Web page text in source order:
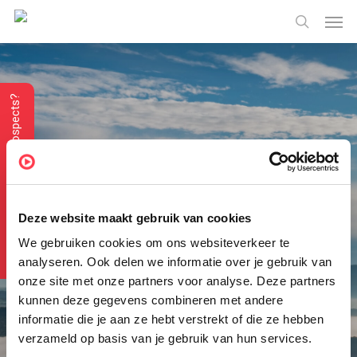
Deze website maakt gebruik van cookies
We gebruiken cookies om ons websiteverkeer te
analyseren. Ook delen we informatie over je gebruik van
onze site met onze partners voor analyse. Deze partners
kunnen deze gegevens combineren met andere
informatie die je aan ze hebt verstrekt of die ze hebben
verzameld op basis van je gebruik van hun services.
Skip
main
content
Enrichir les
données
Chez NextBI, nous travaillons dur pour enrichir vos
données avec des données importantes provenant
de clients potentiels. Avec nous, vous trouverez des
Vous recherchez des prospects?